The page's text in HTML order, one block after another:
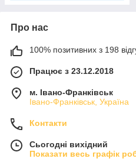
Про нас
100% позитивних з 198
Працює з 23.12.2018
м. Івано-Франківськ
Івано-Франківськ, Україна
Контакти
Сьогодні вихідний
Показати весь графік